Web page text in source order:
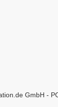
GmbH -